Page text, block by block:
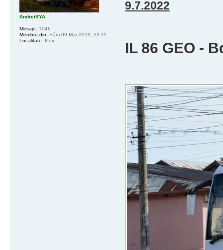
9.7.2022
IL 86 GEO -
AndreiSYA
Mesaje: 1046
Membru din: Sâm 09 Mar 2019, 23:11
Localitate: Ilfov